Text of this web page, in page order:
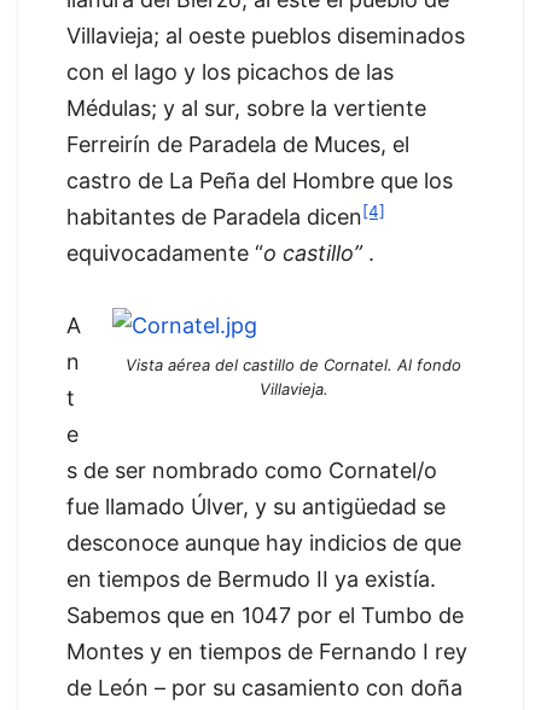
Villavieja; al oeste pueblos diseminados
con el lago y los picachos de las
Médulas; y al sur, sobre la vertiente
Ferreirín de Paradela de Muces, el
castro de La Peña del Hombre que los
habitantes de Paradela dicen[4]
equivocadamente “o castillo”.
Vista aérea del castillo de Cornatel. Al fondo
Villavieja.
A
n
t
e
s de ser nombrado como Cornatel/o
fue llamado Úlver, y su antigüedad se
desconoce aunque hay indicios de que
en tiempos de Bermudo II ya existía.
Sabemos que en 1047 por el Tumbo de
Montes y en tiempos de Fernando I rey
de León – por su casamiento con doña